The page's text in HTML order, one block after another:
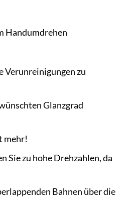
Handumdrehen
Verunreinigungen zu
Glanzgrad
mehr!
Sie zu hohe Drehzahlen, da
Bahnen über die